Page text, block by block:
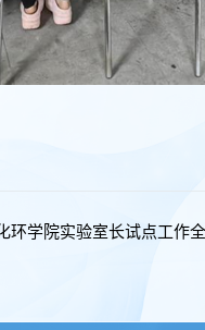
学院实验室长试点工作